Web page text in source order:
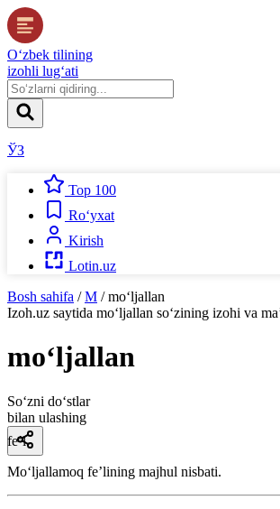
O‘zbek tilining
izohli lug‘ati
ЎЗ
Top 100
Ro‘yxat
Kirish
Lotin.uz
Bosh sahifa / M / mo‘ljallan
Izoh.uz saytida mo‘ljallan so‘zining izohi va
mo‘ljallan
So‘zni do‘stlar
bilan ulashing
fe’l
Moʻljallamoq feʼlining majhul nisbati.